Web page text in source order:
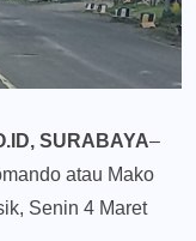
SURABAYA–
atau Mako
Senin 4 Maret